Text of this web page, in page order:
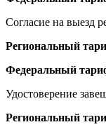
Согласие на выезд
Региональный
Федеральный
Удостоверение
Региональный